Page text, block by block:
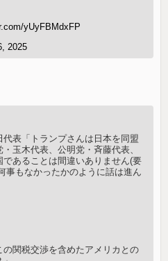
yUyFBMdxFP
2025
表「トランプさんは日本を同盟
玉木代表、公明党・斉藤代表、
あることは間違いありません(要
事もなかったかのように話は進ん
関税交渉を含めたアメリカとの